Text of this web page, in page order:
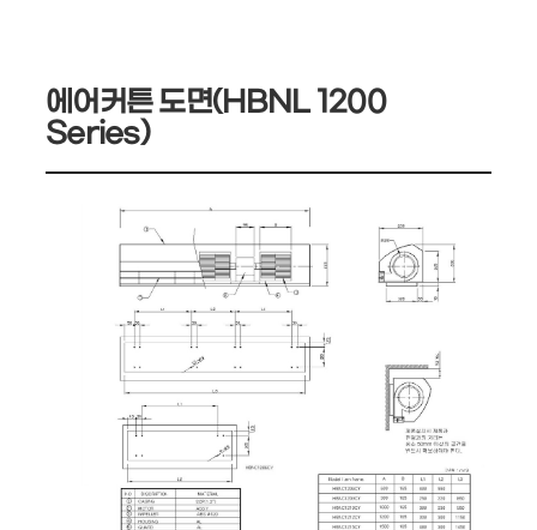
에어커튼 도면(HBNL 1200
Series)